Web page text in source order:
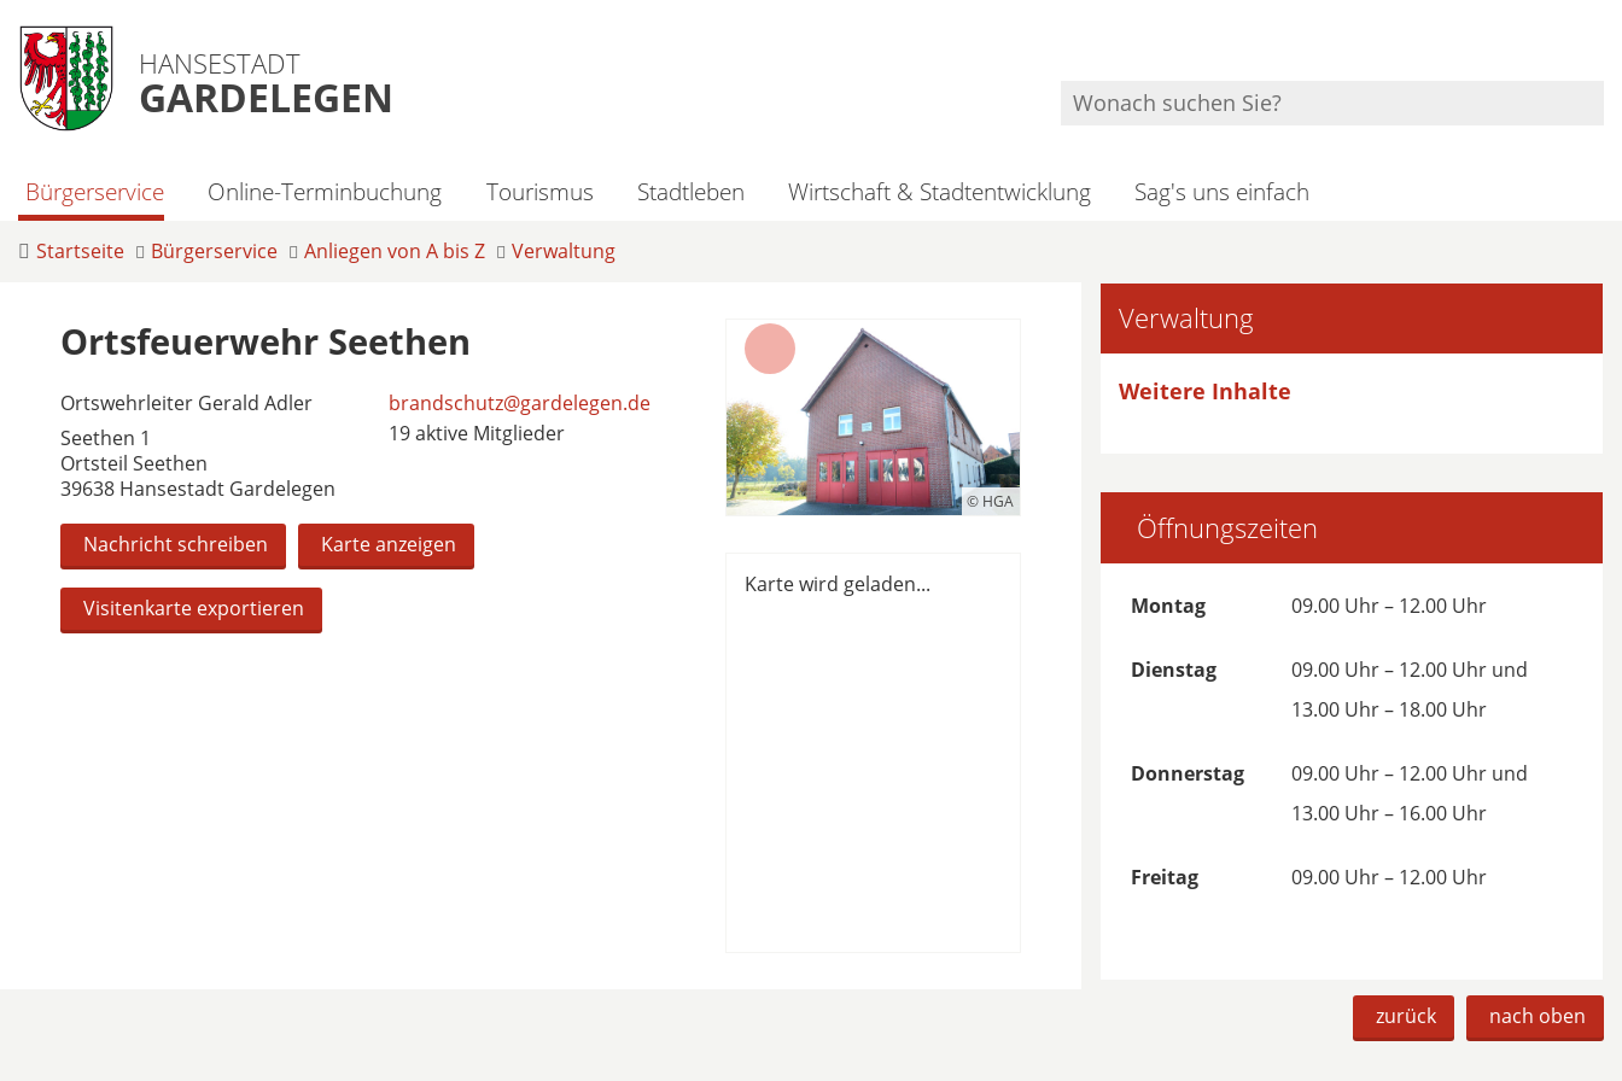
HANSESTADT
GARDELEGEN
Bürgerservice Online-Terminbuchung Tourismus Stadtleben Wirtschaft & Stadtentwicklung Sag's uns einfach
Startseite Bürgerservice Anliegen von A bis Z Verwaltung
Ortsfeuerwehr Seethen
Ortswehrleiter Gerald Adler
Seethen 1
Ortsteil Seethen
39638 Hansestadt Gardelegen
brandschutz@gardelegen.de
19 aktive Mitglieder
Nachricht schreiben Karte anzeigen
Visitenkarte exportieren
© HGA
Karte wird geladen...
Verwaltung
Weitere Inhalte
Öffnungszeiten
Montag 09.00 Uhr – 12.00 Uhr
Dienstag
09.00 Uhr – 12.00 Uhr und
13.00 Uhr – 18.00 Uhr
Donnerstag
09.00 Uhr – 12.00 Uhr und
13.00 Uhr – 16.00 Uhr
Freitag 09.00 Uhr – 12.00 Uhr
zurück nach oben